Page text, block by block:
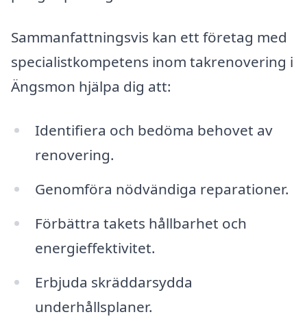
Sammanfattningsvis kan ett företag med
specialistkompetens inom takrenovering i
Ängsmon hjälpa dig att:
Identifiera och bedöma behovet av
renovering.
Genomföra nödvändiga reparationer.
Förbättra takets hållbarhet och
energieffektivitet.
Erbjuda skräddarsydda
underhållsplaner.